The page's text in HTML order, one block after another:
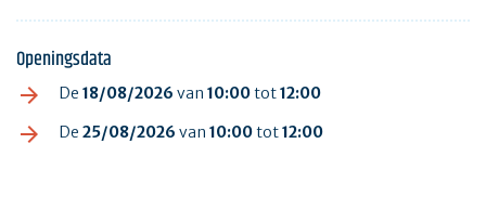
Openingsdata
De 18/08/2026 van 10:00tot12:00
De 25/08/2026 van 10:00tot12:00